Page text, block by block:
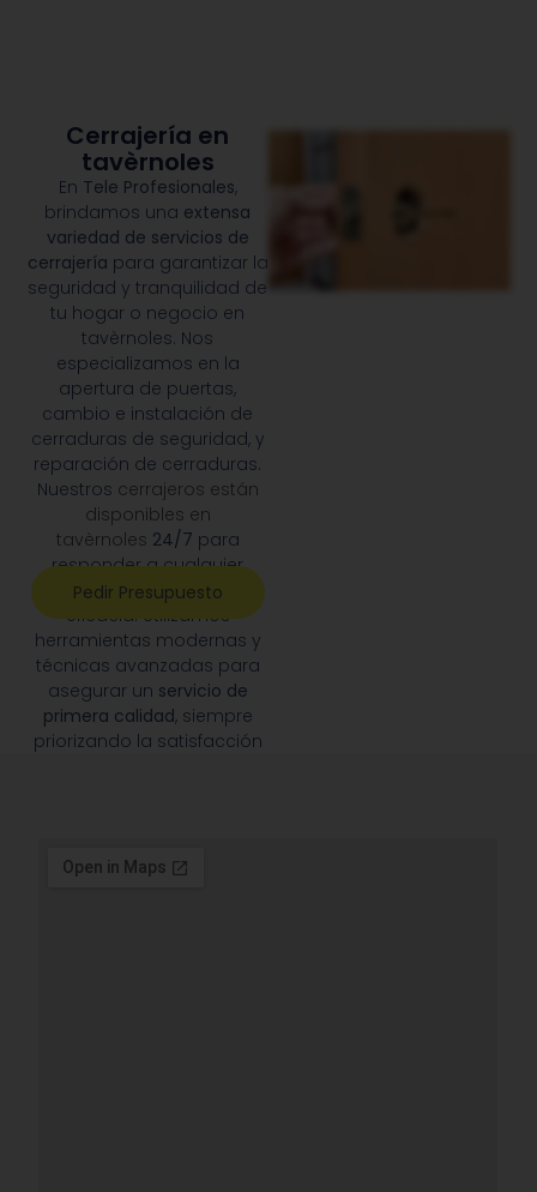
Cerrajería en
tavèrnoles
En Tele Profesionales,
brindamos una extensa
variedad de servicios de
cerrajería para garantizar la
seguridad y tranquilidad de
tu hogar o negocio en
tavèrnoles. Nos
especializamos en la
apertura de puertas,
cambio e instalación de
cerraduras de seguridad, y
reparación de cerraduras.
Nuestros cerrajeros están
disponibles en
tavèrnoles 24/7 para
responder a cualquier
emergencia con rapidez y
eficacia. Utilizamos
herramientas modernas y
técnicas avanzadas para
asegurar un servicio de
primera calidad, siempre
priorizando la satisfacción
Pedir Presupuesto